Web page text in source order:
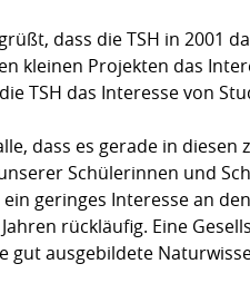
dass die TSH in 2001
kleinen Projekten das
TSH das Interesse von
dass es gerade in diesen
Schülerinnen und
geringes Interesse an
rückläufig. Eine
gut ausgebildete